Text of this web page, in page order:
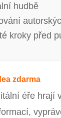
hudbě
kroky před
zdarma
éře hrají